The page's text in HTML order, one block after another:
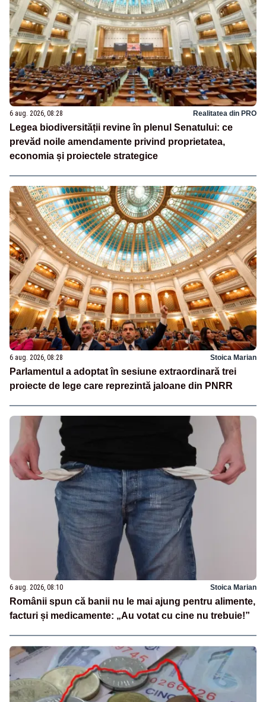
6 aug. 2026, 08:28 Realitatea din PRO
Legea biodiversității revine în plenul Senatului: ce
prevăd noile amendamente privind proprietatea,
economia și proiectele strategice
6 aug. 2026, 08:28 Stoica Marian
Parlamentul a adoptat în sesiune extraordinară trei
proiecte de lege care reprezintă jaloane din PNRR
6 aug. 2026, 08:10 Stoica Marian
Românii spun că banii nu le mai ajung pentru alimente,
facturi și medicamente: „Au votat cu cine nu trebuie!”